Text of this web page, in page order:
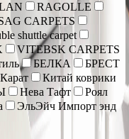
RAGOLLE
CARPETS
shuttle carpet
VITEBSK CARPETS
БЕЛКА
БРЕСТ
Карат
Китай коврики
Нева Тафт
Роял
ЭльЭйч Импорт энд